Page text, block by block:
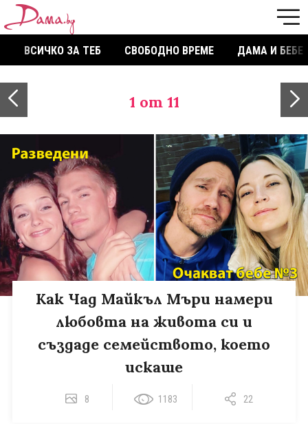
ВСИЧКО ЗА ТЕБ СВОБОДНО ВРЕМЕ ДАМА И БЕБЕ
1 от 11
Как Чад Майкъл Мъри намери
любовта на живота си и
създаде семейството, което
искаше
8 1183 22